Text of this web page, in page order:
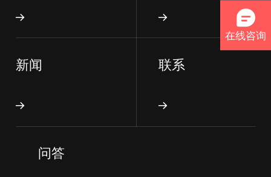
新闻 联系
问答
在线咨询